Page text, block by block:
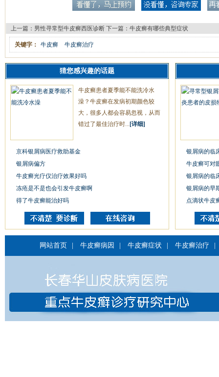
上一篇： 男性寻常型牛皮癣西医诊断 下一篇： 牛皮癣有哪些典型症状
关键字： 牛皮癣 牛皮癣治疗
猜您感兴趣的话题
牛皮癣患者夏季能不能洗冷水
澡？牛皮癣在发病初期颜色较
大，很多人都会容易忽视，从而
错过了最佳治疗时... [详细]
京科银屑病医疗救助基金
银屑病偏方
牛皮癣光疗仪治疗效果好吗
冻疮是不是也会引发牛皮癣啊
得了牛皮癣能治好吗
银屑病的临
牛皮癣可对
银屑病的临
银屑病的早
点滴状牛皮
网站首页 牛皮癣病因 牛皮癣症状 牛皮癣治疗